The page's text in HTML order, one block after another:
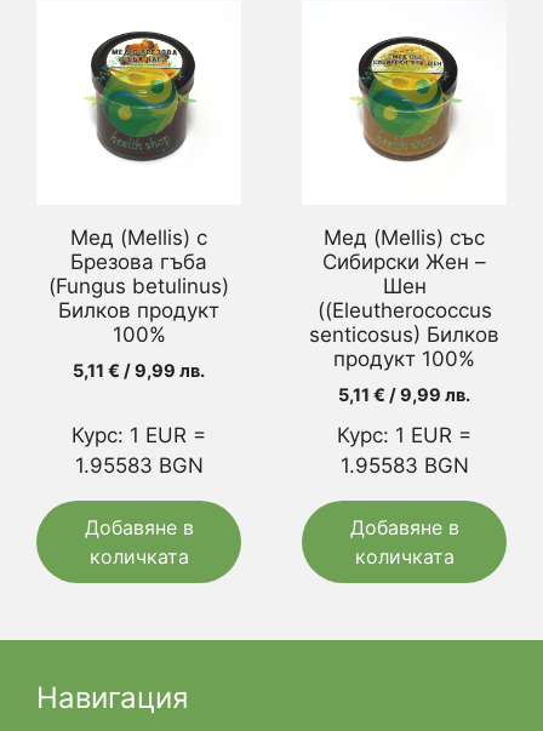
Мед (Mellis) с
Брезова гъба
(Fungus betulinus)
Билков продукт
100%
5,11 € / 9,99 лв.
Курс: 1 EUR =
1.95583 BGN
Добавяне в
количката
Мед (Mellis) със
Сибирски Жен –
Шен
((Eleutherococcus
senticosus) Билков
продукт 100%
5,11 € / 9,99 лв.
Курс: 1 EUR =
1.95583 BGN
Добавяне в
количката
Навигация